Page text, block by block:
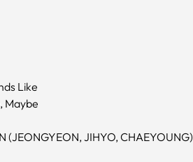
Like
Maybe
(JEONGYEON, JIHYO, CHAEYOUNG)